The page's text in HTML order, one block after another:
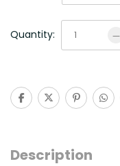
Quantity:
Description